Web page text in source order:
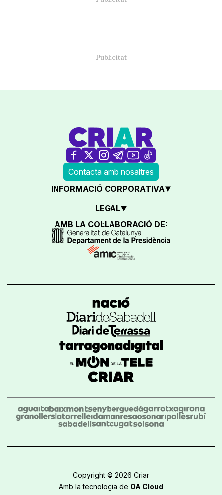
Contacta amb nosaltres
INFORMACIÓ CORPORATIVA
LEGAL
AMB LA COL·LABORACIÓ DE:
Copyright © 2026 Criar
Amb la tecnologia de OA Cloud